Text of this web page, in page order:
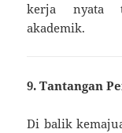
kerja nyata
akademik.
9. Tantangan
Di balik